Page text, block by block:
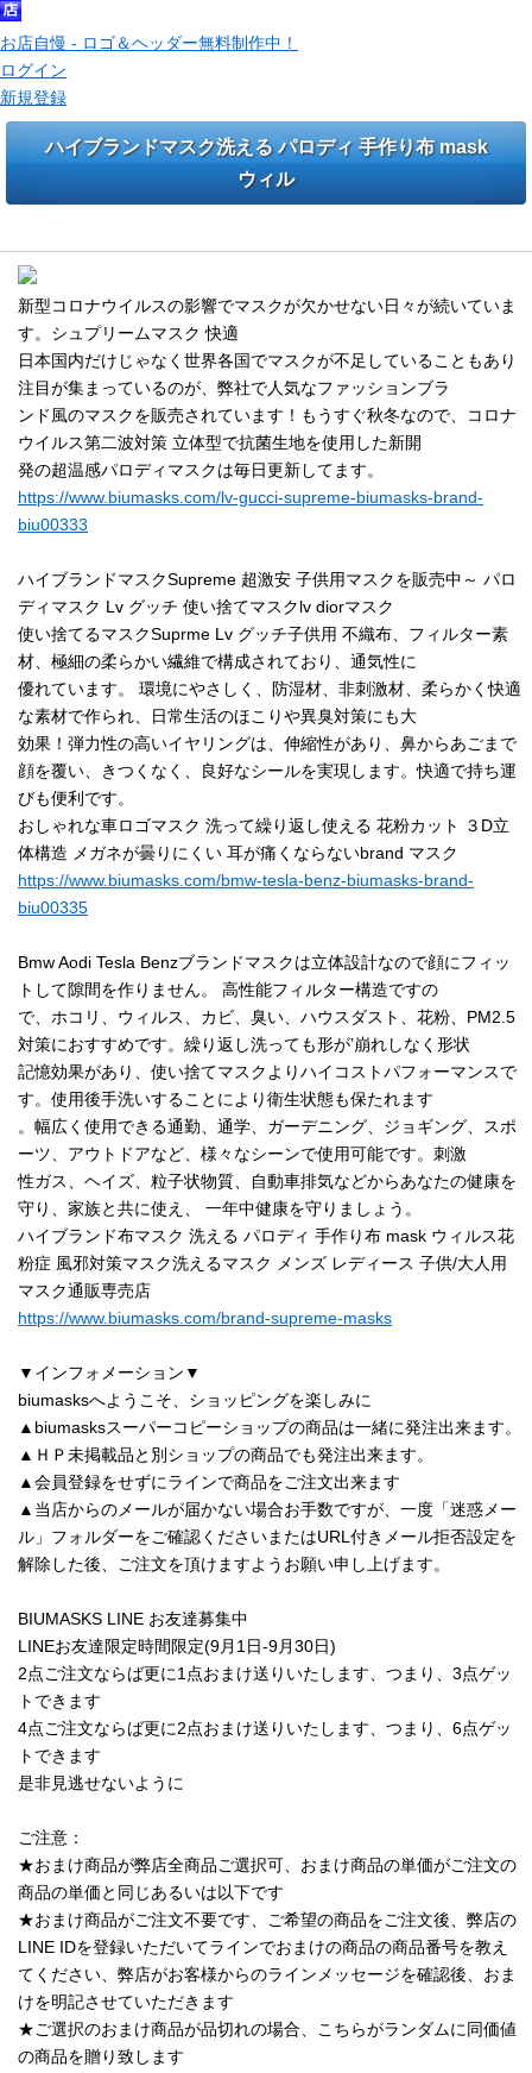
お店自慢 - ロゴ＆ヘッダー無料制作中！
ログイン
新規登録
ハイブランドマスク洗える パロディ 手作り布 mask
ウィル
新型コロナウイルスの影響でマスクが欠かせない日々が続いていま
す。シュプリームマスク 快適
日本国内だけじゃなく世界各国でマスクが不足していることもあり
注目が集まっているのが、弊社で人気なファッションブラ
ンド風のマスクを販売されています！もうすぐ秋冬なので、コロナ
ウイルス第二波対策 立体型で抗菌生地を使用した新開
発の超温感パロディマスクは毎日更新してます。
https://www.biumasks.com/lv-gucci-supreme-biumasks-brand-
biu00333
ハイブランドマスクSupreme 超激安 子供用マスクを販売中～ パロ
ディマスク Lv グッチ 使い捨てマスクlv diorマスク
使い捨てるマスクSuprme Lv グッチ子供用 不織布、フィルター素
材、極細の柔らかい繊維で構成されており、通気性に
優れています。 環境にやさしく、防湿材、非刺激材、柔らかく快適
な素材で作られ、日常生活のほこりや異臭対策にも大
効果！弾力性の高いイヤリングは、伸縮性があり、鼻からあごまで
顔を覆い、きつくなく、良好なシールを実現します。快適で持ち運
びも便利です。
おしゃれな車ロゴマスク 洗って繰り返し使える 花粉カット ３D立
体構造 メガネが曇りにくい 耳が痛くならないbrand マスク
https://www.biumasks.com/bmw-tesla-benz-biumasks-brand-
biu00335
Bmw Aodi Tesla Benzブランドマスクは立体設計なので顔にフィッ
トして隙間を作りません。 高性能フィルター構造ですの
で、ホコリ、ウィルス、カビ、臭い、ハウスダスト、花粉、PM2.5
対策におすすめです。繰り返し洗っても形が’崩れしなく形状
記憶効果があり、使い捨てマスクよりハイコストパフォーマンスで
す。使用後手洗いすることにより衛生状態も保たれます
。幅広く使用できる通勤、通学、ガーデニング、ジョギング、スポ
ーツ、アウトドアなど、様々なシーンで使用可能です。刺激
性ガス、ヘイズ、粒子状物質、自動車排気などからあなたの健康を
守り、家族と共に使え、 一年中健康を守りましょう。
ハイブランド布マスク 洗える パロディ 手作り布 mask ウィルス花
粉症 風邪対策マスク洗えるマスク メンズ レディース 子供/大人用
マスク通販専売店
https://www.biumasks.com/brand-supreme-masks
▼インフォメーション▼
biumasksへようこそ、ショッピングを楽しみに
▲biumasksスーパーコピーショップの商品は一緒に発注出来ます。
▲ＨＰ未掲載品と別ショップの商品でも発注出来ます。
▲会員登録をせずにラインで商品をご注文出来ます
▲当店からのメールが届かない場合お手数ですが、一度「迷惑メー
ル」フォルダーをご確認くださいまたはURL付きメール拒否設定を
解除した後、ご注文を頂けますようお願い申し上げます。
BIUMASKS LINE お友達募集中
LINEお友達限定時間限定(9月1日-9月30日)
2点ご注文ならば更に1点おまけ送りいたします、つまり、3点ゲッ
トできます
4点ご注文ならば更に2点おまけ送りいたします、つまり、6点ゲッ
トできます
是非見逃せないように
ご注意：
★おまけ商品が弊店全商品ご選択可、おまけ商品の単価がご注文の
商品の単価と同じあるいは以下です
★おまけ商品がご注文不要です、ご希望の商品をご注文後、弊店の
LINE IDを登録いただいてラインでおまけの商品の商品番号を教え
てください、弊店がお客様からのラインメッセージを確認後、おま
けを明記させていただきます
★ご選択のおまけ商品が品切れの場合、こちらがランダムに同価値
の商品を贈り致します